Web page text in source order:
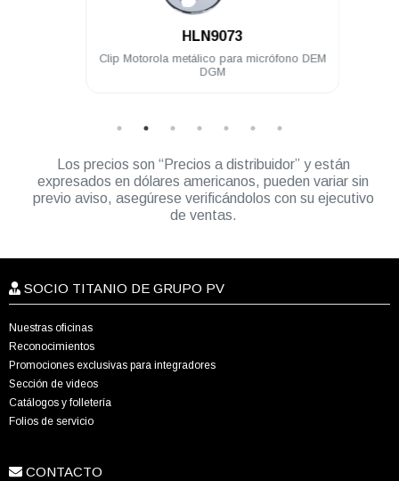
HLN9073
Clip Motorola metálico para micrófono DEM
DGM
Los precios son “Precios a distribuidor” y están
expresados en dólares americanos, pueden variar sin
previo aviso, asegúrese verificándolos con su ejecutivo
de ventas.
SOCIO TITANIO DE GRUPO PV
Nuestras oficinas
Reconocimientos
Promociones exclusivas para integradores
Sección de videos
Catálogos y folletería
Folios de servicio
CONTACTO